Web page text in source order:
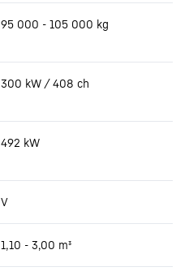
95 000 - 105 000 kg
300 kW / 408 ch
492 kW
V
1,10 - 3,00 m³